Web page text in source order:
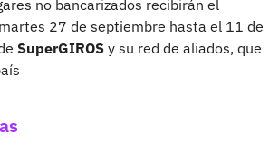
no bancarizados recibirán el
27 de septiembre hasta el 11 de
SuperGIROS y su red de aliados, que